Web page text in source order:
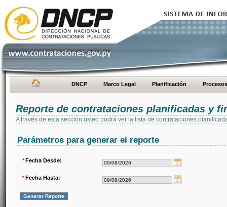
DNCP Marco Legal Planificación Procesos
Reporte de contrataciones planificadas y
A través de esta sección usted podrá ver la lista de contrataciones
Parámetros para generar el reporte
*Fecha Desde:
*Fecha Hasta: